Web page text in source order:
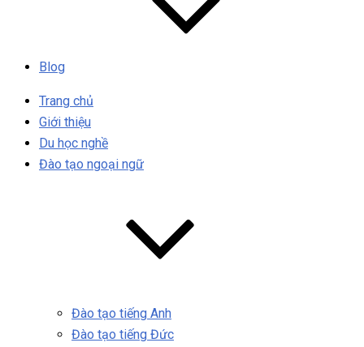
Blog
Trang chủ
Giới thiệu
Du học nghề
Đào tạo ngoại ngữ
Đào tạo tiếng Anh
Đào tạo tiếng Đức